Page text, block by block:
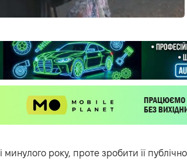
минулого року, проте зробити її